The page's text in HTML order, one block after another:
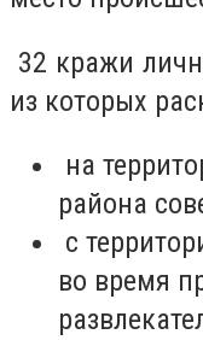
32 кражи
из которых
на
района
с
во время